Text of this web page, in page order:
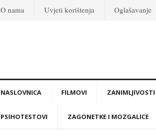
O nama Uvjeti korištenja Oglašavanje
NASLOVNICA FILMOVI ZANIMLJIVOSTI
PSIHOTESTOVI ZAGONETKE I MOZGALICE